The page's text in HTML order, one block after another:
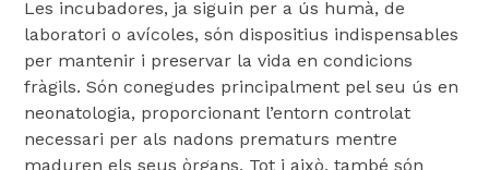
Les incubadores, ja siguin per a ús humà, de
laboratori o avícoles, són dispositius indispensables
per mantenir i preservar la vida en condicions
fràgils. Són conegudes principalment pel seu ús en
neonatologia, proporcionant l’entorn controlat
necessari per als nadons prematurs mentre
maduren els seus òrgans. Tot i això, també són